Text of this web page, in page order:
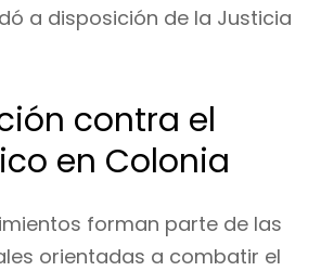
a disposición de la Justicia
contra el
en Colonia
forman parte de las
orientadas a combatir el